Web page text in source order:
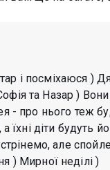
і посміхаюся )
та Назар ) Вони
- про нього теж
їхні діти будуть
але
) Мирної неділі )